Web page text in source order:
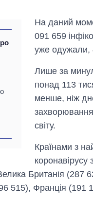
На даний
091 659
уже одужали,
Лише за
понад 113
менше, ніж
світу.
Країнами з
Британія (287
515), Франція (191